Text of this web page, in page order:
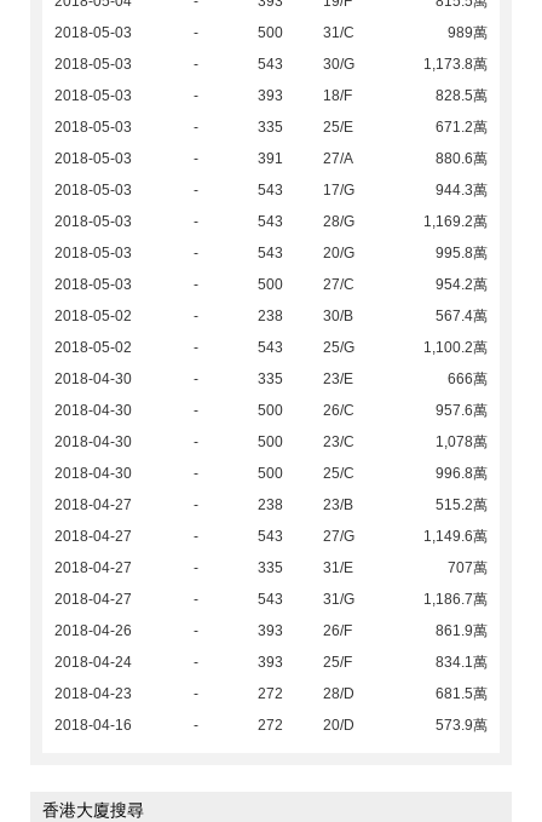
2018-05-03
- 500 31/C
989萬
2018-05-03
- 543 30/G
1,173.8萬
2018-05-03
- 393 18/F
828.5萬
2018-05-03
- 335 25/E
671.2萬
2018-05-03
- 391 27/A
880.6萬
2018-05-03
- 543 17/G
944.3萬
2018-05-03
- 543 28/G
1,169.2萬
2018-05-03
- 543 20/G
995.8萬
2018-05-03
- 500 27/C
954.2萬
2018-05-02
- 238 30/B
567.4萬
2018-05-02
- 543 25/G
1,100.2萬
2018-04-30
- 335 23/E
666萬
2018-04-30
- 500 26/C
957.6萬
2018-04-30
- 500 23/C
1,078萬
2018-04-30
- 500 25/C
996.8萬
2018-04-27
- 238 23/B
515.2萬
2018-04-27
- 543 27/G
1,149.6萬
2018-04-27
- 335 31/E
707萬
2018-04-27
- 543 31/G
1,186.7萬
2018-04-26
- 393 26/F
861.9萬
2018-04-24
- 393 25/F
834.1萬
2018-04-23
- 272 28/D
681.5萬
2018-04-16
- 272 20/D 573.9萬
香港大廈搜尋